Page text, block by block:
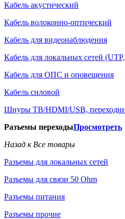
Кабель акустический
Кабель волоконно-оптический
Кабель для видеонаблюдения
Кабель для локальных сетей
Кабель для ОПС и оповещения
Кабель силовой
Шнуры ТВ/HDMI/USB,
Разъемы переходыПросмотреть
Назад к Все товары
Разъемы для локальных сетей
Разъемы для связи 50 Ohm
Разъемы питания
Разъемы прочие